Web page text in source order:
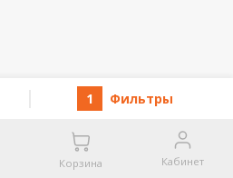
1 Фильтры
Корзина Кабинет